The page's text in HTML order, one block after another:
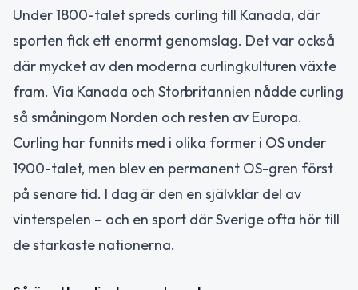
Under 1800-talet spreds curling till Kanada, där
sporten fick ett enormt genomslag. Det var också
där mycket av den moderna curlingkulturen växte
fram. Via Kanada och Storbritannien nådde curling
så småningom Norden och resten av Europa.
Curling har funnits med i olika former i OS under
1900-talet, men blev en permanent OS-gren först
på senare tid. I dag är den en självklar del av
vinterspelen – och en sport där Sverige ofta hör till
de starkaste nationerna.